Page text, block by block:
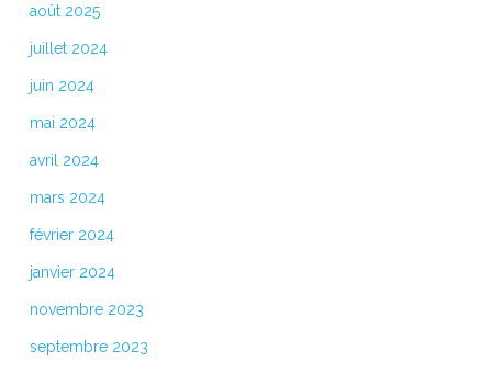
août 2025
juillet 2024
juin 2024
mai 2024
avril 2024
mars 2024
février 2024
janvier 2024
novembre 2023
septembre 2023